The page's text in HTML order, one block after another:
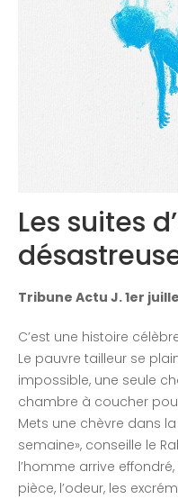
Les suites
Tribune Actu J. 1er
C’est une histoire
Le pauvre tailleur se
impossible, une seule
chambre à coucher
Mets une chèvre dans
semaine», conseille le
l’homme arrive
pièce, l’odeur, les